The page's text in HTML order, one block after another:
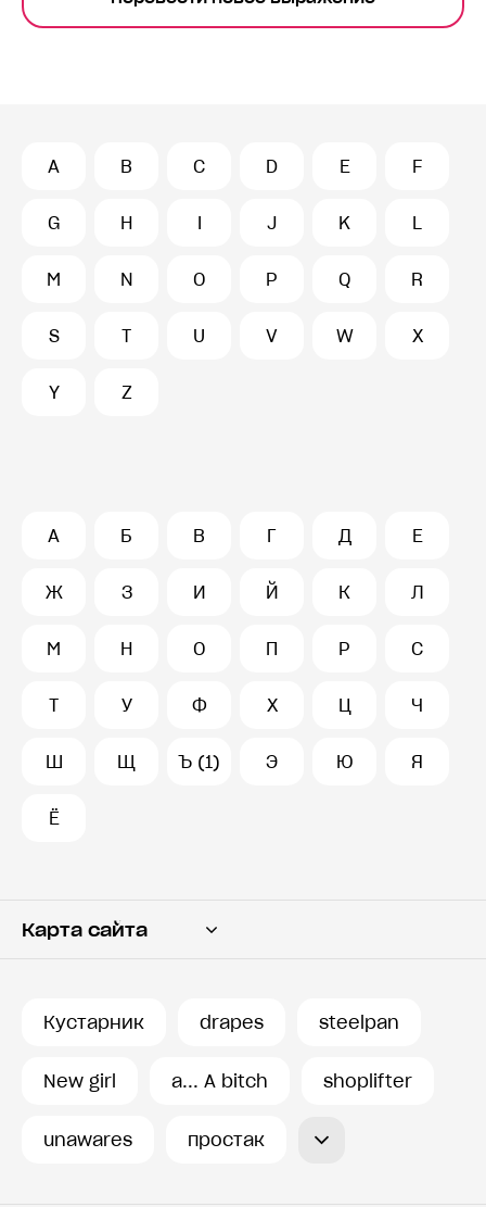
A B C D E F
G H I J K L
M N O P Q R
S T U V W X
Y Z
А Б В Г Д Е
Ж З И Й К Л
М Н О П Р С
Т У Ф Х Ц Ч
Ш Щ Ъ (1) Э Ю Я
Ё
Карта сайта
Кустарник drapes steelpan
New girl a... A bitch shoplifter
unawares простак